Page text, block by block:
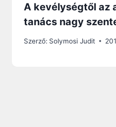
A kevélységtől az
tanács nagy
Szerző: Solymosi Judit